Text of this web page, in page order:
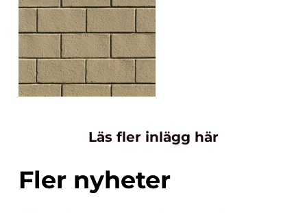
Läs fler inlägg här
Fler nyheter